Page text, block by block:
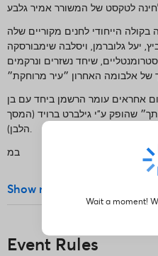
הייחודי לחנים מקוריים שלה
יעל גלוברמן, ויסלבה שימבורסקה
שיחד נשזרים ונרקמים
אחראים עומר הרשמן ביחד עם בן
שהופק ע"י גילברט ברויד (המסך
הלבן).
במ
Show more
Event Rules
Wait a moment!